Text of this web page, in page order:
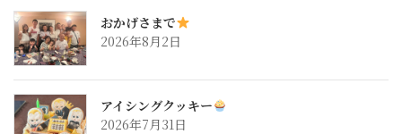
おかげさまで
2026年8月2日
アイシングクッキー
2026年7月31日